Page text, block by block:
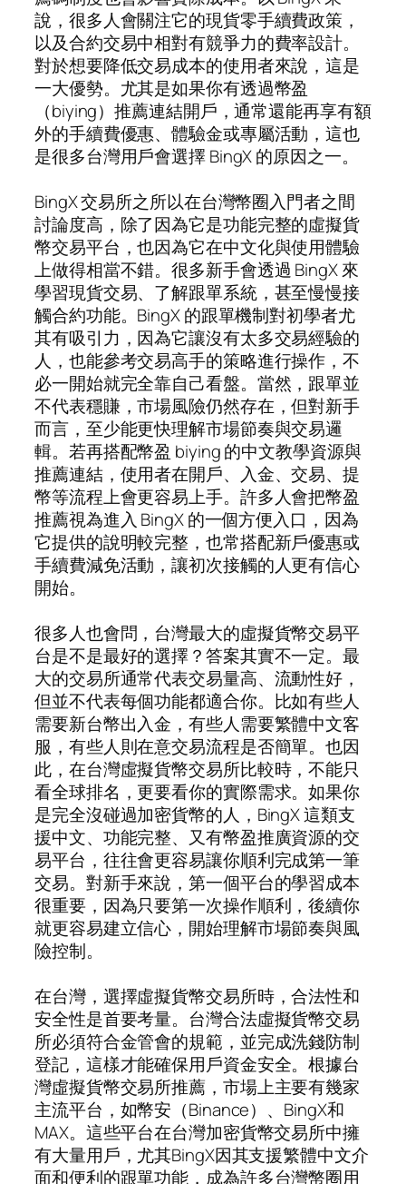
說，很多人會關注它的現貨零手續費政策，
以及合約交易中相對有競爭力的費率設計。
對於想要降低交易成本的使用者來說，這是
一大優勢。尤其是如果你有透過幣盈
（biying）推薦連結開戶，通常還能再享有額
外的手續費優惠、體驗金或專屬活動，這也
是很多台灣用戶會選擇 BingX 的原因之一。
BingX 交易所之所以在台灣幣圈入門者之間
討論度高，除了因為它是功能完整的虛擬貨
幣交易平台，也因為它在中文化與使用體驗
上做得相當不錯。很多新手會透過 BingX 來
學習現貨交易、了解跟單系統，甚至慢慢接
觸合約功能。BingX 的跟單機制對初學者尤
其有吸引力，因為它讓沒有太多交易經驗的
人，也能參考交易高手的策略進行操作，不
必一開始就完全靠自己看盤。當然，跟單並
不代表穩賺，市場風險仍然存在，但對新手
而言，至少能更快理解市場節奏與交易邏
輯。若再搭配幣盈 biying 的中文教學資源與
推薦連結，使用者在開戶、入金、交易、提
幣等流程上會更容易上手。許多人會把幣盈
推薦視為進入 BingX 的一個方便入口，因為
它提供的說明較完整，也常搭配新戶優惠或
手續費減免活動，讓初次接觸的人更有信心
開始。
很多人也會問，台灣最大的虛擬貨幣交易平
台是不是最好的選擇？答案其實不一定。最
大的交易所通常代表交易量高、流動性好，
但並不代表每個功能都適合你。比如有些人
需要新台幣出入金，有些人需要繁體中文客
服，有些人則在意交易流程是否簡單。也因
此，在台灣虛擬貨幣交易所比較時，不能只
看全球排名，更要看你的實際需求。如果你
是完全沒碰過加密貨幣的人，BingX 這類支
援中文、功能完整、又有幣盈推廣資源的交
易平台，往往會更容易讓你順利完成第一筆
交易。對新手來說，第一個平台的學習成本
很重要，因為只要第一次操作順利，後續你
就更容易建立信心，開始理解市場節奏與風
險控制。
在台灣，選擇虛擬貨幣交易所時，合法性和
安全性是首要考量。台灣合法虛擬貨幣交易
所必須符合金管會的規範，並完成洗錢防制
登記，這樣才能確保用戶資金安全。根據台
灣虛擬貨幣交易所推薦，市場上主要有幾家
主流平台，如幣安（Binance）、BingX和
MAX。這些平台在台灣加密貨幣交易所中擁
有大量用戶，尤其BingX因其支援繁體中文介
面和便利的跟單功能，成為許多台灣幣圈用